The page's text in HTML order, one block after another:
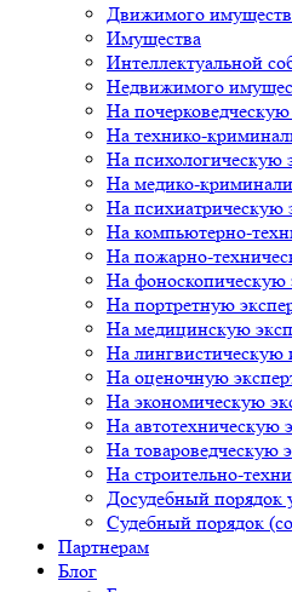
Движимого
Имущества
Интеллектуальной
Недвижимого
На почерковедческую
На технико-
На психологическую
На медико-
На психиатрическую
На компьютерно-
На пожарно-
На фоноскопическую
На портретную
На медицинскую
На лингвистическую
На оценочную
На экономическую
На автотехническую
На товароведческую
На строительно-
Досудебный порядок
Судебный порядок
Партнерам
Блог